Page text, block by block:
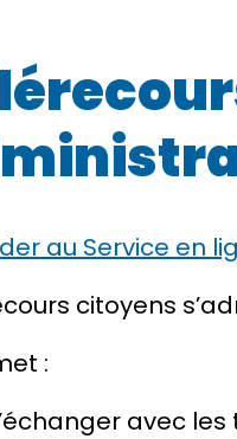
au Service en
citoyens
:
avec